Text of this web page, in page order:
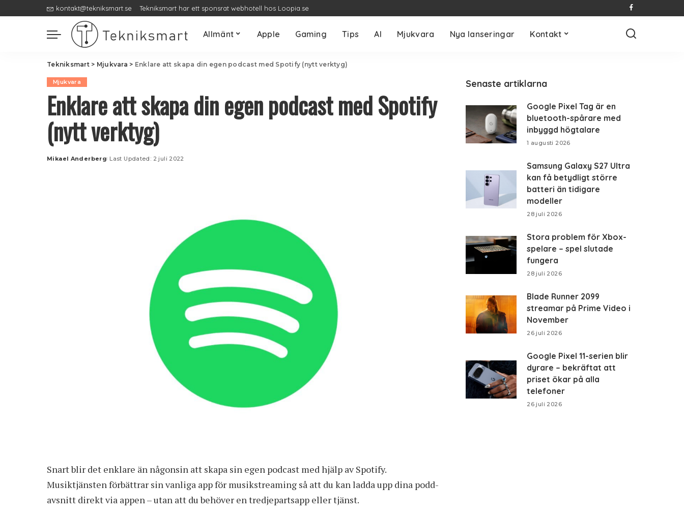
kontakt@tekniksmart.se Tekniksmart har ett sponsrat webhotell hos Loopia.se
Allmänt Apple Gaming Tips AI Mjukvara Nya lanseringar Kontakt
Tekniksmart> Mjukvara > Enklare att skapa din egen podcast med Spotify (nytt verktyg)
Mjukvara
Enklare att skapa din egen podcast med Spotify
(nytt verktyg)
Posted
Mikael Anderberg Last Updated: 2 juli 2022
Snart blir det enklare än någonsin att skapa sin egen podcast med hjälp av Spotify.
Musiktjänsten förbättrar sin vanliga app för musikstreaming så att du kan ladda upp dina podd-
avsnitt direkt via appen – utan att du behöver en tredjepartsapp eller tjänst.
Senaste artiklarna
Google Pixel Tag är en
bluetooth-spårare med
inbyggd högtalare
1 augusti 2026
Samsung Galaxy S27 Ultra
kan få betydligt större
batteri än tidigare
modeller
28 juli 2026
Stora problem för Xbox-
spelare – spel slutade
fungera
28 juli 2026
Blade Runner 2099
streamar på Prime Video i
November
26 juli 2026
Google Pixel 11-serien blir
dyrare – bekräftat att
priset ökar på alla
telefoner
26 juli 2026